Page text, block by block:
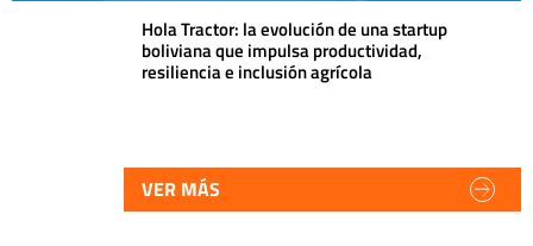
Hola Tractor: la evolución de una startup
boliviana que impulsa productividad,
resiliencia e inclusión agrícola
VER MÁS